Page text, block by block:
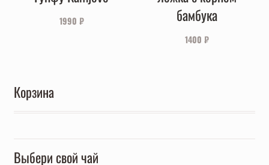
1990 ₽
бамбука
1400 ₽
Корзина
Выбери свой чай